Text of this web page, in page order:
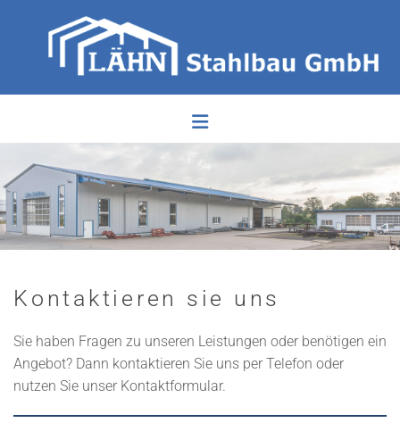
Kontaktieren sie uns
Sie haben Fragen zu unseren Leistungen oder benötigen ein
Angebot? Dann kontaktieren Sie uns per Telefon oder
nutzen Sie unser Kontaktformular.